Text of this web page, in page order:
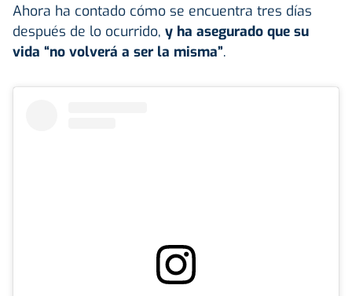
Ahora ha contado cómo se encuentra tres días
después de lo ocurrido, y ha asegurado que su
vida “no volverá a ser la misma”.